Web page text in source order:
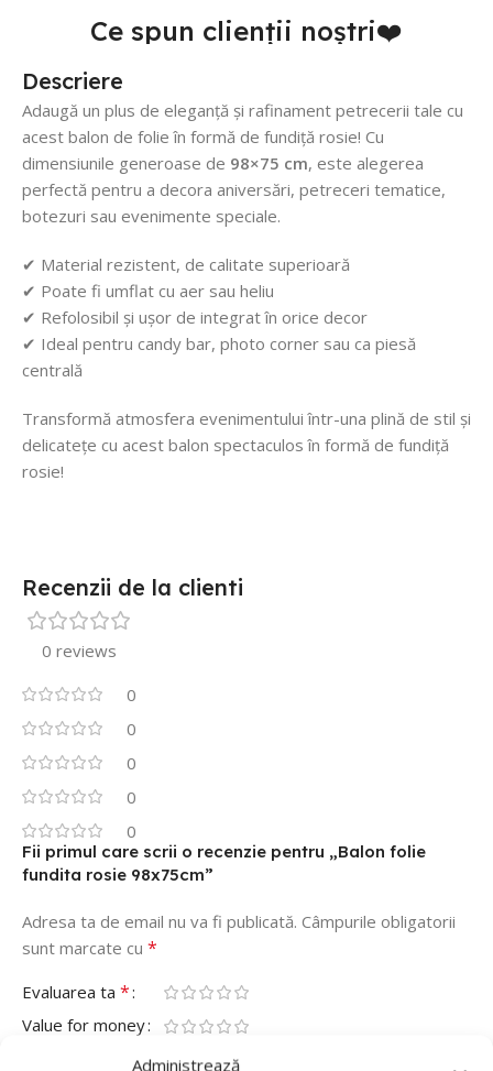
Administrează
Ce spun clienții noștri❤️
Descriere
Adaugă un plus de eleganță și rafinament petrecerii tale cu
acest balon de folie în formă de fundiță rosie! Cu
dimensiunile generoase de 98×75 cm, este alegerea
perfectă pentru a decora aniversări, petreceri tematice,
botezuri sau evenimente speciale.
✔ Material rezistent, de calitate superioară
✔ Poate fi umflat cu aer sau heliu
✔ Refolosibil și ușor de integrat în orice decor
✔ Ideal pentru candy bar, photo corner sau ca piesă
centrală
Transformă atmosfera evenimentului într-una plină de stil și
delicatețe cu acest balon spectaculos în formă de fundiță
rosie!
Recenzii de la clienti
0 reviews
0
0
0
0
0
Fii primul care scrii o recenzie pentru „Balon folie
fundita rosie 98x75cm”
Adresa ta de email nu va fi publicată. Câmpurile obligatorii
sunt marcate cu *
Evaluarea ta *
Value for money